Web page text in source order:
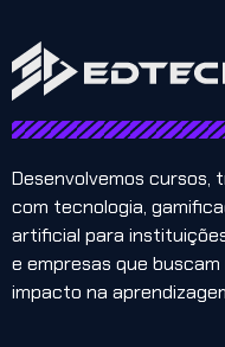
Desenvolvemos cursos,
com tecnologia,
artificial para
e empresas que
impacto na